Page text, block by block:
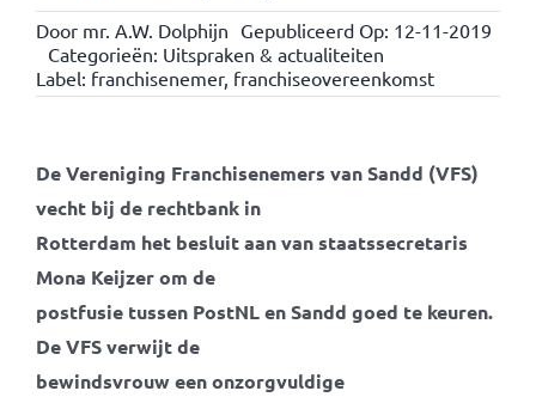
Door mr. A.W. Dolphijn Gepubliceerd Op: 12-11-2019
Categorieën: Uitspraken & actualiteiten
Label: franchisenemer, franchiseovereenkomst
De Vereniging Franchisenemers van Sandd (VFS)
vecht bij de rechtbank in
Rotterdam het besluit aan van staatssecretaris
Mona Keijzer om de
postfusie tussen PostNL en Sandd goed te keuren.
De VFS verwijt de
bewindsvrouw een onzorgvuldige